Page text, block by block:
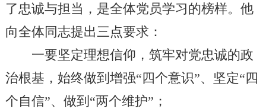
了忠诚与担当，是全体党员学习的榜样。他
向全体同志提出三点要求：
一要坚定理想信仰，筑牢对党忠诚的政
治根基，始终做到增强“四个意识”、坚定“四
个自信”、做到 “两个维护” ；